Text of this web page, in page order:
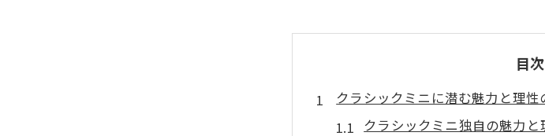
目次
クラシックミニに潜む魅力と理性
クラシックミニ独自の魅力